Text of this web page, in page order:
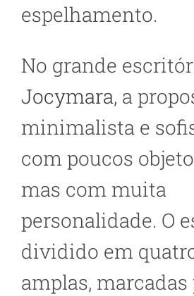
espelhamento.
No grande
Jocymara, a
minimalista e
com poucos
mas com muita
personalidade. O
dividido em
amplas, marcadas